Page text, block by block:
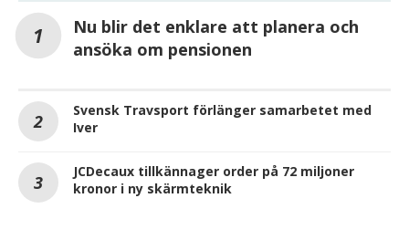
Nu blir det enklare att planera och
ansöka om pensionen
Svensk Travsport förlänger samarbetet med
Iver
JCDecaux tillkännager order på 72 miljoner
kronor i ny skärmteknik